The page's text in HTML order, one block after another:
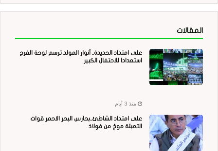
المقالات
على امتداد الحديدة.. أنوار المولد ترسم لوحة الفرح
استعدادا للاحتفال الكبير
منذ 3 أيام
على امتداد الشاطئ..بحارس البحر الاحمر قوات
التعبئة موجٌ من فولاذ